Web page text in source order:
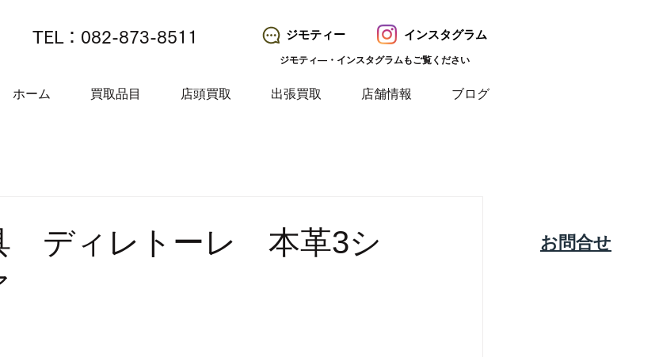
​お問合せ
TEL：082-873-8511 ジモティー インスタグラム
ジモティ―・インスタグラムもご覧ください
ホーム 買取品目 店頭買取 出張買取 店舗情報 ブログ
ディレトーレ 本革3シ